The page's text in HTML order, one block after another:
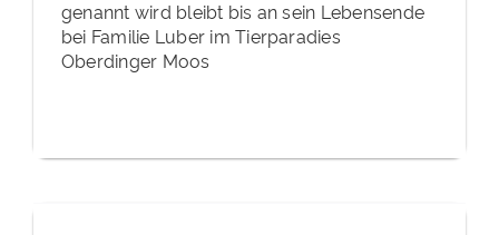
genannt wird bleibt bis an sein Lebensende
bei Familie Luber im Tierparadies
Oberdinger Moos